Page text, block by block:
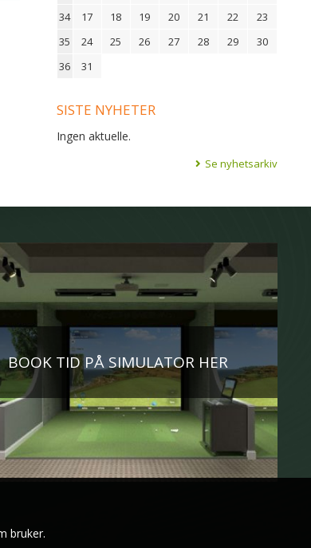
34
17 18 19 20 21 22
23
35
24 25 26 27 28 29
30
36
31
SISTE NYHETER
Ingen aktuelle.
Se nyhetsarkiv
BOOK TID PÅ SIMULATOR HER
bruker.